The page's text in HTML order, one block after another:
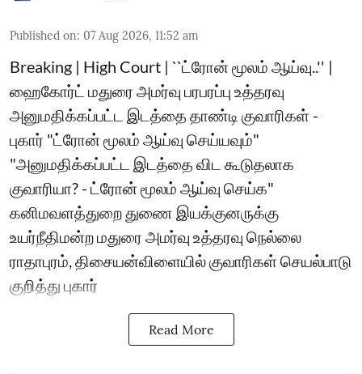
Published on: 07 Aug 2026, 11:52 am
Breaking | High Court | ``ட்ரோன் மூலம் ஆய்வு..'' |
ஹைகோர்ட் மதுரை அமர்வு பரபரப்பு உத்தரவு
அனுமதிக்கப்பட்ட இடத்தை தாண்டி குவாரிகள் -
புகார் "ட்ரோன் மூலம் ஆய்வு செய்யவும்"
"அனுமதிக்கப்பட்ட இடத்தை விட கூடுதலாக
குவாரியா? - ட்ரோன் மூலம் ஆய்வு செய்க"
கனிமவளத்துறை துணை இயக்குனருக்கு
உயர்நீதிமன்ற மதுரை அமர்வு உத்தரவு நெல்லை
ராதாபுரம், திசையன்விளையில் குவாரிகள் செயல்பாடு
குறித்து புகார்
Read More